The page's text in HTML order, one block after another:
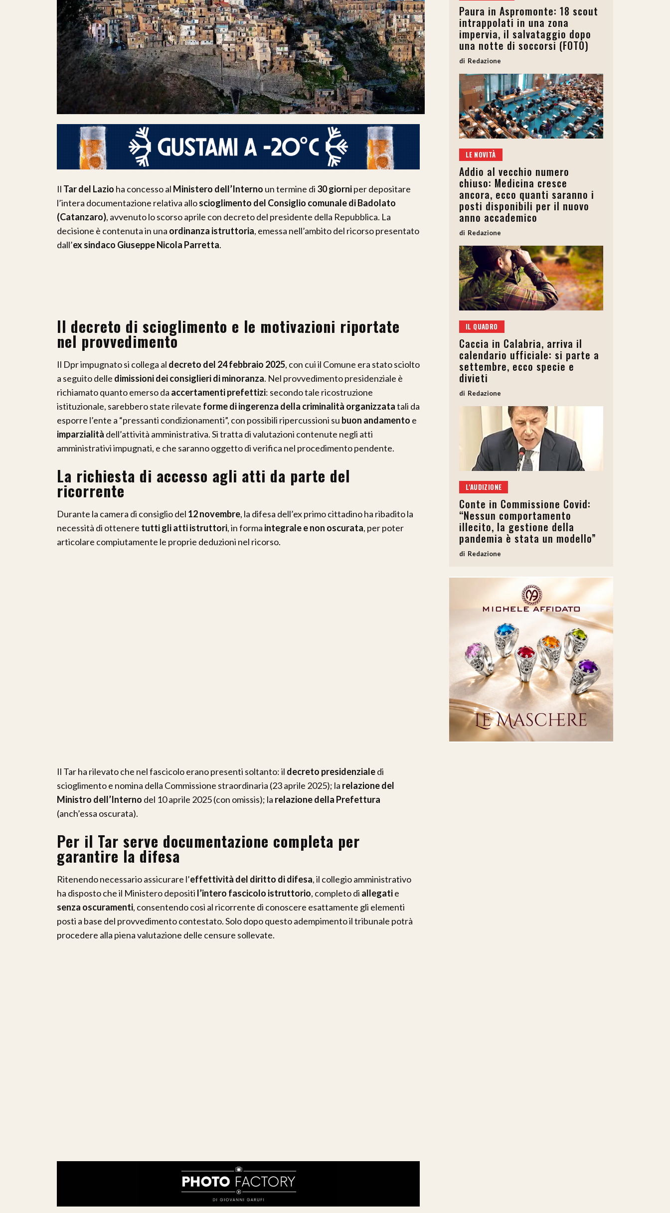
Il Tar del Lazio ha concesso al Ministero dell’Interno un termine di 30 giorniper depositare
l’intera documentazione relativa alloscioglimento del Consiglio comunale di Badolato
(Catanzaro), avvenuto lo scorso aprile con decreto del presidente della Repubblica. La
decisione è contenuta in una ordinanza istruttoria, emessa nell’ambito del ricorso presentato
dall’ex sindaco Giuseppe Nicola Parretta.
Il decreto di scioglimento e le motivazioni riportate
nel provvedimento
Il Dpr impugnato si collega al decreto del 24 febbraio 2025, con cui il Comune era stato sciolto
a seguito delle dimissioni dei consiglieri di minoranza. Nel provvedimento presidenziale è
richiamato quanto emerso da accertamenti prefettizi: secondo tale ricostruzione
istituzionale, sarebbero state rilevate forme di ingerenza della criminalità organizzatatali da
esporre l’ente a “pressanti condizionamenti”, con possibili ripercussioni su buon andamento e
imparzialità dell’attività amministrativa. Si tratta di valutazioni contenute negli atti
amministrativi impugnati, e che saranno oggetto di verifica nel procedimento pendente.
La richiesta di accesso agli atti da parte del
ricorrente
Durante la camera di consiglio del 12 novembre, la difesa dell’ex primo cittadino ha ribadito la
necessità di ottenere tutti gli atti istruttori, in forma integrale e non oscurata, per poter
articolare compiutamente le proprie deduzioni nel ricorso.
Il Tar ha rilevato che nel fascicolo erano presenti soltanto: il decreto presidenzialedi
scioglimento e nomina della Commissione straordinaria (23 aprile 2025); la relazione del
Ministro dell’Interno del 10 aprile 2025 (con omissis); la relazione della Prefettura
(anch’essa oscurata).
Per il Tar serve documentazione completa per
garantire la difesa
Ritenendo necessario assicurare l’effettività del diritto di difesa, il collegio amministrativo
ha disposto che il Ministero depositi l’intero fascicolo istruttorio, completo di allegatie
senza oscuramenti, consentendo così al ricorrente di conoscere esattamente gli elementi
posti a base del provvedimento contestato. Solo dopo questo adempimento il tribunale potrà
procedere alla piena valutazione delle censure sollevate.
Paura in Aspromonte: 18 scout
intrappolati in una zona
impervia, il salvataggio dopo
una notte di soccorsi (FOTO)
Redazione
LE NOVITÀ
Addio al vecchio numero
chiuso: Medicina cresce
ancora, ecco quanti saranno i
posti disponibili per il nuovo
anno accademico
Redazione
IL QUADRO
Caccia in Calabria, arriva il
calendario ufficiale: si parte a
settembre, ecco specie e
divieti
Redazione
L'AUDIZIONE
Conte in Commissione Covid:
“Nessun comportamento
illecito, la gestione della
pandemia è stata un modello”
Redazione